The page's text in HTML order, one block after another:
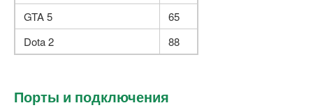
GTA 5
65
Dota 2
88
Порты и подключения